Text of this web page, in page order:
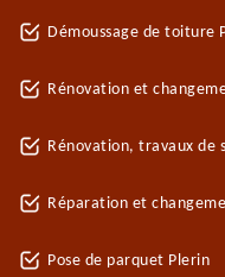
Démoussage de toiture
Rénovation et
Rénovation, travaux de
Réparation et
Pose de parquet Plerin